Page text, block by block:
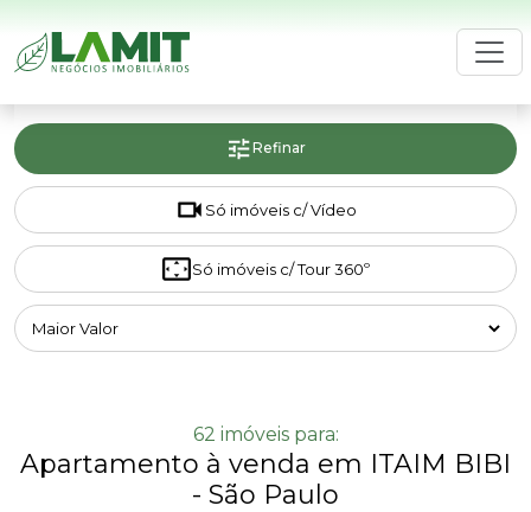
LAMIT
BUSCAR IMÓVEL
ANUNCIE SEU IMÓVEL
AVALIE SEU IMÓVEL GRÁTIS
Refinar
Só imóveis c/ Vídeo
Só imóveis c/ Tour 360º
62 imóveis para:
Apartamento à venda em ITAIM BIBI
- São Paulo